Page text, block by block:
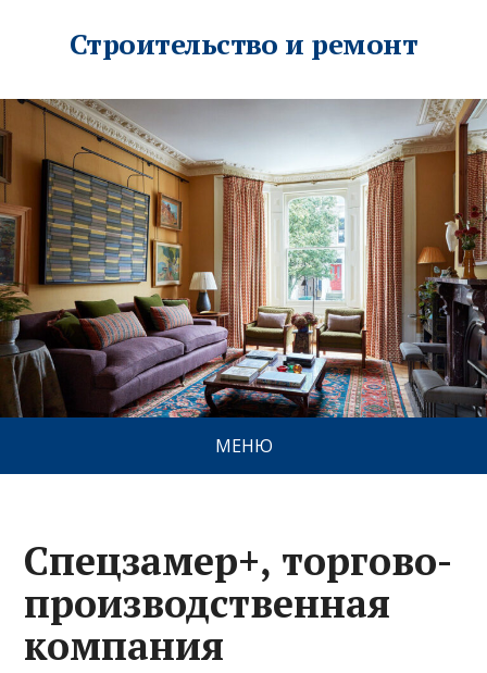
Строительство и ремонт
МЕНЮ
Спецзамер+, торгово-
производственная
компания